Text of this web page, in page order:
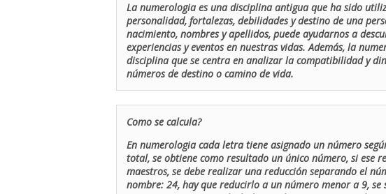
La numerologia es una disciplina antigua que ha sido
personalidad, fortalezas, debilidades y destino de una
nacimiento, nombres y apellidos, puede ayudarnos a
experiencias y eventos en nuestras vidas. Además, la
disciplina que se centra en analizar la compatibilidad y
números de destino o camino de vida.
Como se calcula?
En numerologia cada letra tiene asignado un número
total, se obtiene como resultado un único número, si ese
maestros, se debe realizar una reducción separando el
nombre: 24, hay que reducirlo a un número menor a 9,